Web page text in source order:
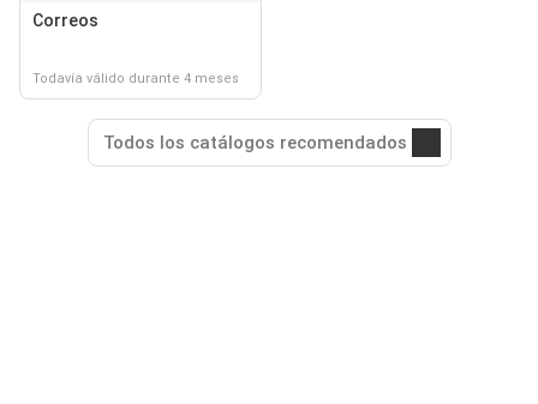
Correos
Todavía válido durante 4 meses
Todos los catálogos recomendados